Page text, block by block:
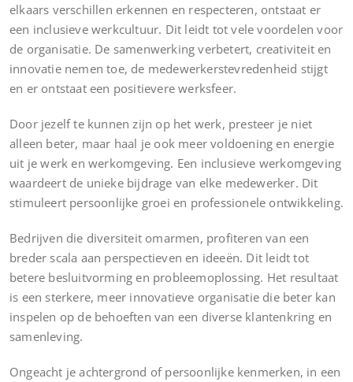
elkaars verschillen erkennen en respecteren, ontstaat er
een inclusieve werkcultuur. Dit leidt tot vele voordelen voor
de organisatie. De samenwerking verbetert, creativiteit en
innovatie nemen toe, de medewerkerstevredenheid stijgt
en er ontstaat een positievere werksfeer.
Door jezelf te kunnen zijn op het werk, presteer je niet
alleen beter, maar haal je ook meer voldoening en energie
uit je werk en werkomgeving. Een inclusieve werkomgeving
waardeert de unieke bijdrage van elke medewerker. Dit
stimuleert persoonlijke groei en professionele ontwikkeling.
Bedrijven die diversiteit omarmen, profiteren van een
breder scala aan perspectieven en ideeën. Dit leidt tot
betere besluitvorming en probleemoplossing. Het resultaat
is een sterkere, meer innovatieve organisatie die beter kan
inspelen op de behoeften van een diverse klantenkring en
samenleving.
Ongeacht je achtergrond of persoonlijke kenmerken, in een